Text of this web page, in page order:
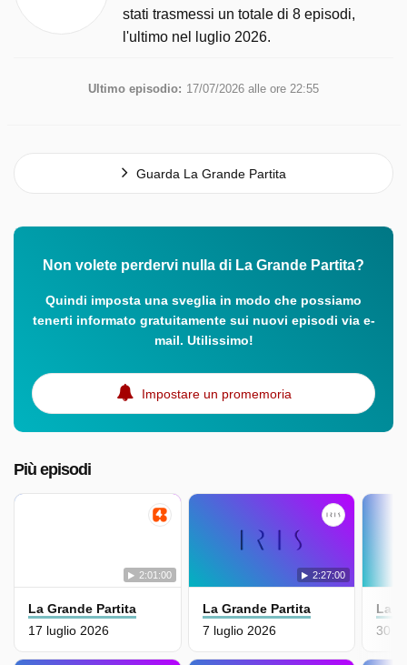
stati trasmessi un totale di 8 episodi,
l'ultimo nel luglio 2026.
Ultimo episodio: 17/07/2026 alle ore 22:55
Guarda La Grande Partita
Non volete perdervi nulla di La Grande Partita?
Quindi imposta una sveglia in modo che possiamo
tenerti informato gratuitamente sui nuovi episodi via e-
mail. Utilissimo!
Impostare un promemoria
Più episodi
2:01:00
La Grande Partita
17 luglio 2026
2:27:00
La Grande Partita
7 luglio 2026
La
30